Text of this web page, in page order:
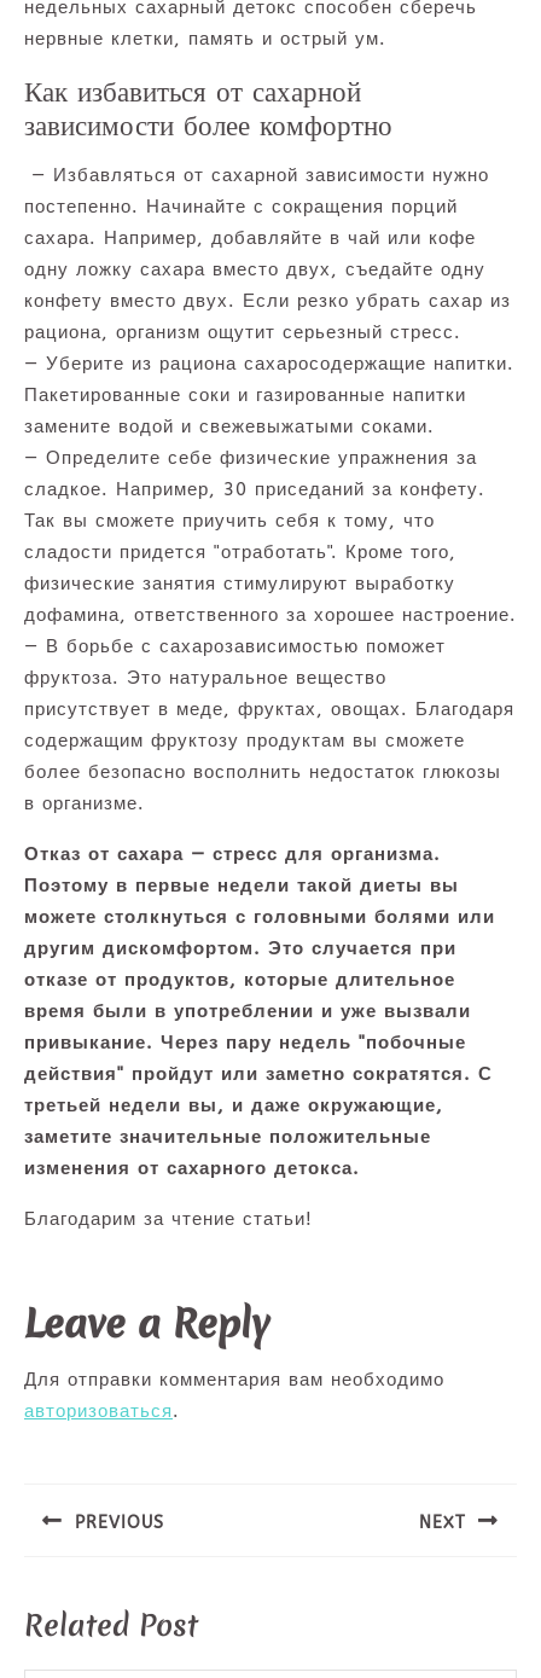
недельных сахарный детокс способен сберечь
нервные клетки, память и острый ум.
Как избавиться от сахарной
зависимости более комфортно
— Избавляться от сахарной зависимости нужно
постепенно. Начинайте с сокращения порций
сахара. Например, добавляйте в чай или кофе
одну ложку сахара вместо двух, съедайте одну
конфету вместо двух. Если резко убрать сахар из
рациона, организм ощутит серьезный стресс.
— Уберите из рациона сахаросодержащие напитки.
Пакетированные соки и газированные напитки
замените водой и свежевыжатыми соками.
— Определите себе физические упражнения за
сладкое. Например, 30 приседаний за конфету.
Так вы сможете приучить себя к тому, что
сладости придется "отработать". Кроме того,
физические занятия стимулируют выработку
дофамина, ответственного за хорошее настроение.
— В борьбе с сахарозависимостью поможет
фруктоза. Это натуральное вещество
присутствует в меде, фруктах, овощах. Благодаря
содержащим фруктозу продуктам вы сможете
более безопасно восполнить недостаток глюкозы
в организме.
Отказ от сахара — стресс для организма.
Поэтому в первые недели такой диеты вы
можете столкнуться с головными болями или
другим дискомфортом. Это случается при
отказе от продуктов, которые длительное
время были в употреблении и уже вызвали
привыкание. Через пару недель "побочные
действия" пройдут или заметно сократятся. С
третьей недели вы, и даже окружающие,
заметите значительные положительные
изменения от сахарного детокса.
Благодарим за чтение статьи!
Leave a Reply
Для отправки комментария вам необходимо
авторизоваться.
записям
PREVIOUS NEXT
Related Post